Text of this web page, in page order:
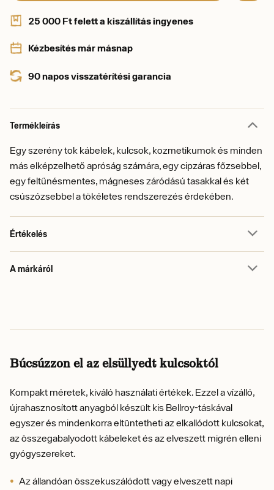
25 000 Ft felett a kiszállítás ingyenes
Kézbesítés már másnap
90 napos visszatérítési garancia
Termékleírás
Egy szerény tok kábelek, kulcsok, kozmetikumok és minden
más elképzelhető apróság számára, egy cipzáras főzsebbel,
egy feltűnésmentes, mágneses záródású tasakkal és két
csúszózsebbel a tökéletes rendszerezés érdekében.
Értékelés
A márkáról
Búcsúzzon el az elsüllyedt kulcsoktól
Kompakt méretek, kiváló használati értékek. Ezzel a vízálló,
újrahasznosított anyagból készült kis Bellroy-táskával
egyszer és mindenkorra eltüntetheti az elkallódott kulcsokat,
az összegabalyodott kábeleket és az elveszett migrén elleni
gyógyszereket.
Az állandóan összekuszálódott vagy elveszett napi